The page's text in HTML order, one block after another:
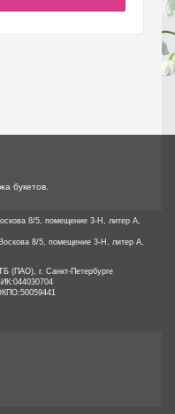
букетов.
8/5, помещение 3-Н, литер А,
8/5, помещение 3-Н, литер А,
(ПАО), г. Санкт-Петербурге
044030704
50059441